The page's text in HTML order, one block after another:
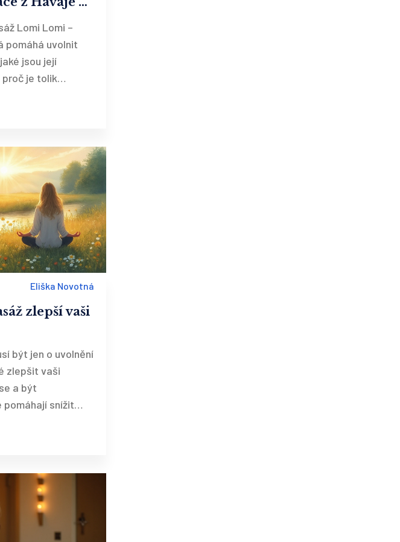
Lomi Lomi –
pomáhá uvolnit
jsou její
je tolik
Eliška Novotná
zlepší vaši
být jen o uvolnění
zlepšit vaši
a být
pomáhají snížit
tipy a
pro maximální